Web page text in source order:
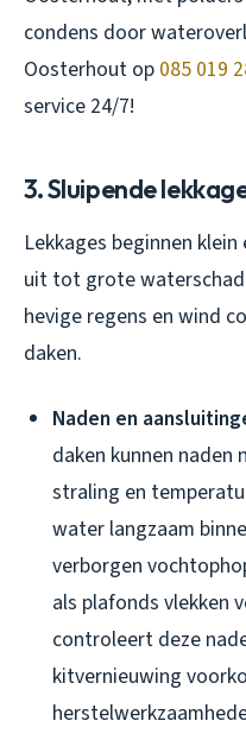
condens door
Oosterhout op 085 019
service 24/7!
3. Sluipende
Lekkages beginnen
uit tot grote
hevige regens en wind
daken.
Naden en
daken kunnen naden
straling en
water langzaam
verborgen
als plafonds vlekken
controleert deze
kitvernieuwing